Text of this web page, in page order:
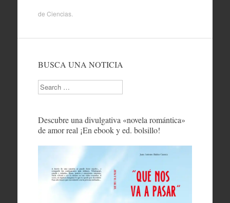
de Ciencias.
BUSCA UNA NOTICIA
Search
Descubre una divulgativa «novela romántica»
de amor real ¡En ebook y ed. bolsillo!